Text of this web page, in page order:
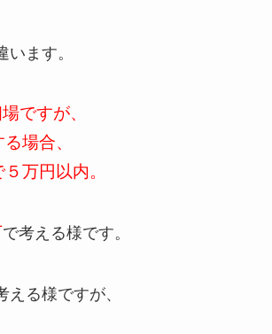
ます。
ですが、
場合、
万円以内。
で考える様です。
る様ですが、